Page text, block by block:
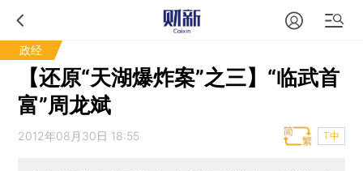
政经
【还原“天湖爆炸案”之三】“临武首
富”周龙斌
2012年08月30日 18:55 T中